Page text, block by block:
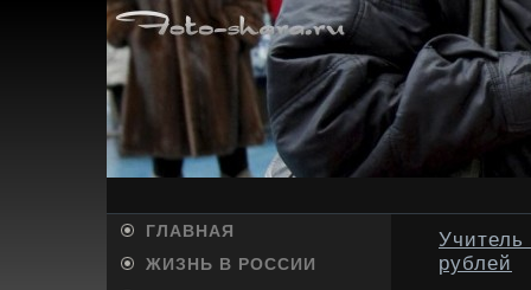
ГЛАВНАЯ
ЖИЗНЬ В РОССИИ
Учитель
рублей